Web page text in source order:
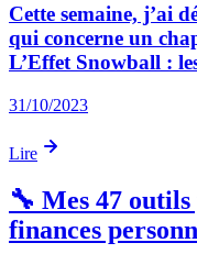
Cette semaine, j’ai
qui concerne un
L’Effet Snowball :
31/10/2023
Lire
🔧 Mes 47
finances